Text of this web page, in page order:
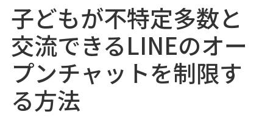
子どもが不特定多数と
交流できるLINEのオー
プンチャットを制限す
る方法